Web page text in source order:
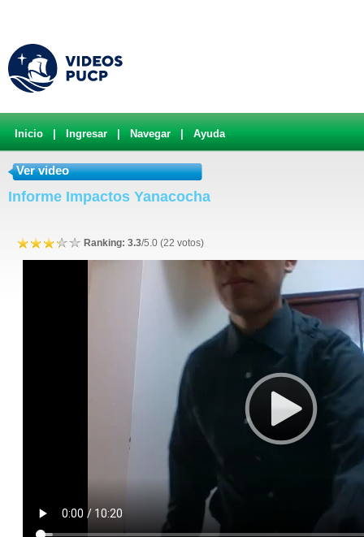
Inicio Ingresar Navegar Ayuda
Ver video
Informe Impactos Yanacocha
Ranking: 3.3/5.0 (22 votos)